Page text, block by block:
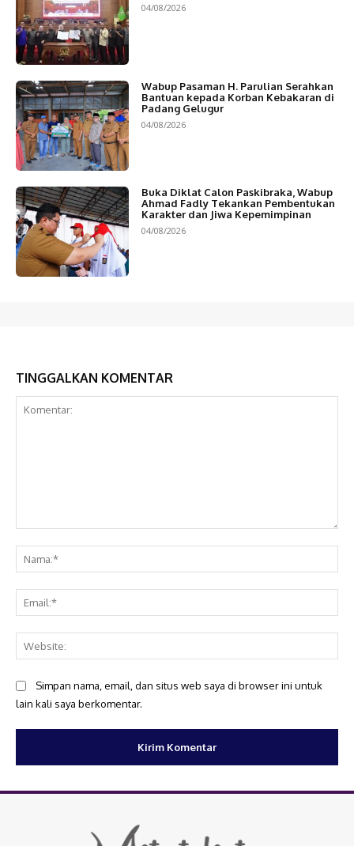
04/08/2026
Wabup Pasaman H. Parulian Serahkan
Bantuan kepada Korban Kebakaran di
Padang Gelugur
04/08/2026
Buka Diklat Calon Paskibraka, Wabup
Ahmad Fadly Tekankan Pembentukan
Karakter dan Jiwa Kepemimpinan
04/08/2026
TINGGALKAN KOMENTAR
Simpan nama, email, dan situs web saya di browser ini untuk
lain kali saya berkomentar.